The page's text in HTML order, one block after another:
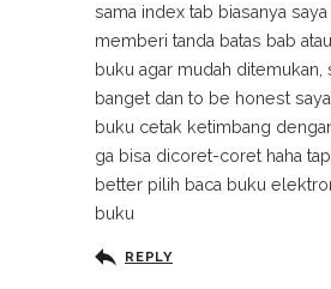
sama index tab biasanya
memberi tanda batas bab
buku agar mudah ditemukan,
banget dan to be honest
buku cetak ketimbang
ga bisa dicoret-coret haha
better pilih baca buku
buku
REPLY